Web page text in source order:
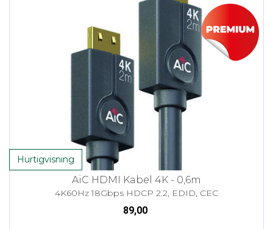
Hurtigvisning
AiC HDMI Kabel 4K - 0,6m
4K60Hz 18Gbps HDCP 2.2, EDID, CEC
89,00